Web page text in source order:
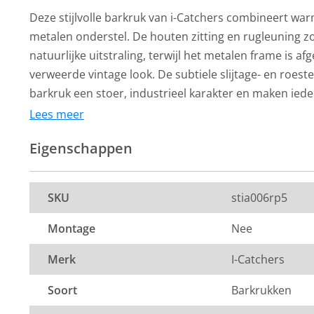
Deze stijlvolle barkruk van i-Catchers combineert
metalen onderstel. De houten zitting en rugleuning
natuurlijke uitstraling, terwijl het metalen frame is
verweerde vintage look. De subtiele slijtage- en
barkruk een stoer, industrieel karakter en maken
barkruk heeft een zithoogte van 65 cm. Zoals de
combinatie van hout en metaal past hij perfect in een
modern woonconcept. Ideaal voor aan een bartafel,
altijd van de laagste prijsgarantie op al onze
inspiratie kun je ook terecht in onze
showroom
autominuten van Utrecht.
Lees meer
Eigenschappen
SKU
stia006rp5
Montage
Nee
Merk
I-Catchers
Soort
Barkrukken